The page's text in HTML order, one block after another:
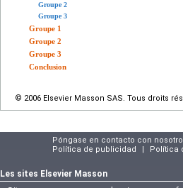
Groupe 2
Groupe 3
Groupe 1
Groupe 2
Groupe 3
Conclusion
© 2006 Elsevier Masson SAS. Tous droits
Póngase en contacto con
Política de publicidad
| Política
Les sites Elsevier Masson